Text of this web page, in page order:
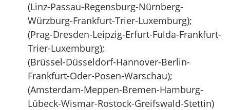
(Linz-Passau-Regensburg-Nürnberg-
Würzburg-Frankfurt-Trier-Luxemburg);
(Prag-Dresden-Leipzig-Erfurt-Fulda-Frankfurt-
Trier-Luxemburg);
(Brüssel-Düsseldorf-Hannover-Berlin-
Frankfurt-Oder-Posen-Warschau);
(Amsterdam-Meppen-Bremen-Hamburg-
Lübeck-Wismar-Rostock-Greifswald-Stettin)